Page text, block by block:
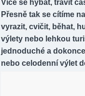
Více se hýbat, trávit
Přesně tak se cítíme
vyrazit, cvičit, běhat,
výlety nebo lehkou
jednoduché a
nebo celodenní výlet